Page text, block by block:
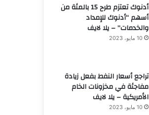
أدنوك تعتزم طرح 15 بالمئة من
أسهم “أدنوك للإمداد
والخدمات” – يلا لايف
10 مايو، 2023
تراجع أسعار النفط بفعل زيادة
مفاجئة في مخزونات الخام
الأمريكية – يلا لايف
10 مايو، 2023